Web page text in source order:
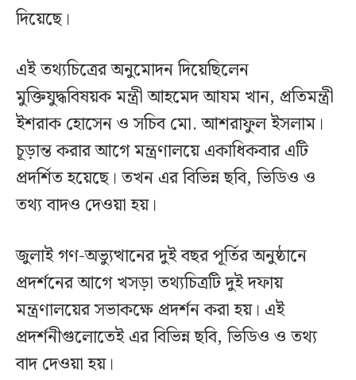
দিয়েছে।
এই তথ্যচিত্রের অনুমোদন দিয়েছিলেন
মুক্তিযুদ্ধবিষয়ক মন্ত্রী আহমেদ আযম খান, প্রতিমন্ত্রী
ইশরাক হোসেন ও সচিব মো. আশরাফুল ইসলাম।
চূড়ান্ত করার আগে মন্ত্রণালয়ে একাধিকবার এটি
প্রদর্শিত হয়েছে। তখন এর বিভিন্ন ছবি, ভিডিও ও
তথ্য বাদও দেওয়া হয়।
জুলাই গণ-অভ্যুত্থানের দুই বছর পূর্তির অনুষ্ঠানে
প্রদর্শনের আগে খসড়া তথ্যচিত্রটি দুই দফায়
মন্ত্রণালয়ের সভাকক্ষে প্রদর্শন করা হয়। এই
প্রদর্শনীগুলোতেই এর বিভিন্ন ছবি, ভিডিও ও তথ্য
বাদ দেওয়া হয়।